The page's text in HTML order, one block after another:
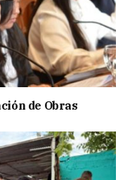
de Obras